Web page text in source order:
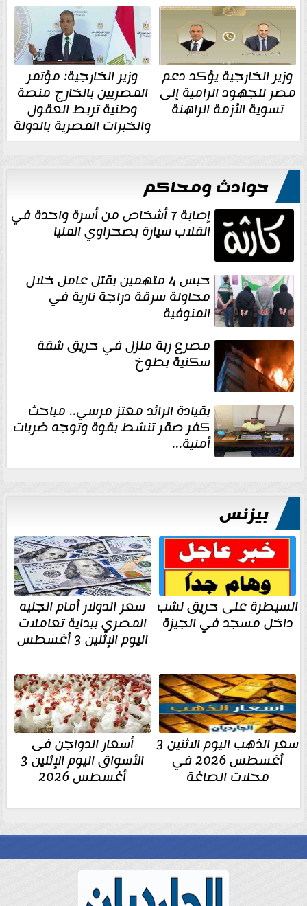
وزير الخارجية يؤكد دعم
مصر للجهود الرامية إلى
تسوية الأزمة الراهنة
وزير الخارجية: مؤتمر
المصريين بالخارج منصة
وطنية تربط العقول
والخبرات المصرية بالدولة
حوادث ومحاكم
إصابة 7 أشخاص من أسرة واحدة في
انقلاب سيارة بصحراوي المنيا
حبس 4 متهمين بقتل عامل خلال
محاولة سرقة دراجة نارية في
المنوفية
مصرع ربة منزل في حريق شقة
سكنية بطوخ
بقيادة الرائد معتز مرسي.. مباحث
كفر صقر تنشط بقوة وتوجه ضربات
أمنية...
بيزنس
السيطرة على حريق نشب
داخل مسجد في الجيزة
سعر الدولار أمام الجنيه
المصري ببداية تعاملات
اليوم الإثنين 3 أغسطس
سعر الذهب اليوم الاثنين 3
أغسطس 2026 في
محلات الصاغة
أسعار الدواجن فى
الأسواق اليوم الإثنين 3
أغسطس 2026